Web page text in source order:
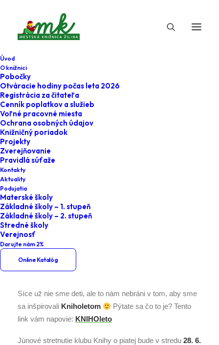
Úvod
O knižnici
Pobočky
Otváracie hodiny počas leta 2026
Registrácia za čitateľa
Cenník poplatkov a služieb
Voľné pracovné miesta
Ochrana osobných údajov
Knižničný poriadok
Projekty
Zverejňovanie
Pravidlá súťaže
Kontakty
Aktuality
Podujatia
Materské školy
Základné školy – 1. stupeň
Základné školy – 2. stupeň
Stredné školy
Verejnosť
Darujte nám 2%
Online Katalóg
Kniha o piatej -
Home
Podujatia
Kniha o piatej – KNIHOleto
Síce už nie sme deti, ale to nám nebráni v tom, aby sme
sa inšpirovali Kniholetom
Pýtate sa čo to je? Tento
link vám napovie: KNIHOleto
Júnové stretnutie klubu Knihy o piatej bude v stredu 28. 6.